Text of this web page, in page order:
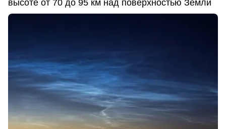
высоте от 70 до 95 км над поверхностью Земли